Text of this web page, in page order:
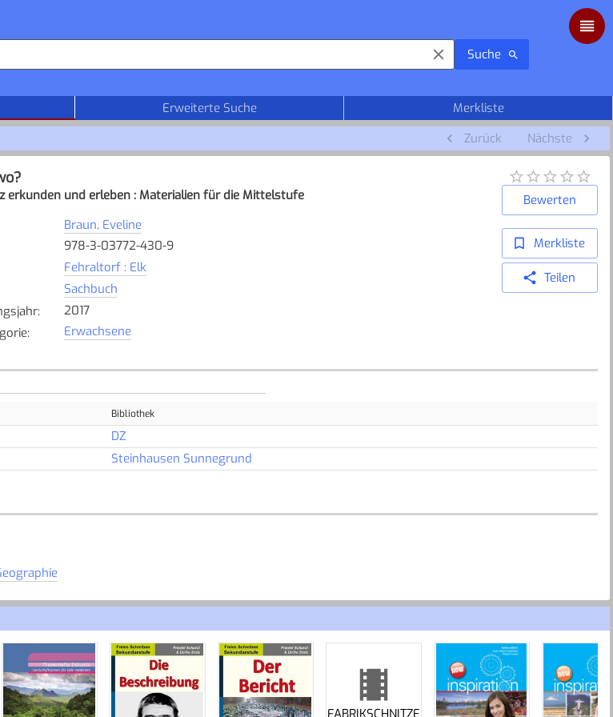
Suche
Erweiterte Suche
Merkliste
Zurück Nächste
erkunden und erleben : Materialien für die Mittelstufe
Braun, Eveline
978-3-03772-430-9
Fehraltorf : Elk
Sachbuch
:
2017
: Erwachsene
Bewerten
Merkliste
Teilen
Bibliothek
DZ
Steinhausen Sunnegrund
FABRIKSCHNITZE